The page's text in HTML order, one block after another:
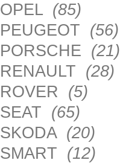
OPEL (85)
PEUGEOT (56)
PORSCHE (21)
RENAULT (28)
ROVER (5)
SEAT (65)
SKODA (20)
SMART (12)